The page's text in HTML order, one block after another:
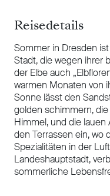
Reisedetails
Sommer in Dresden
Stadt, die wegen ihrer
der Elbe auch
warmen Monaten von
Sonne lässt den
golden schimmern,
Himmel, und die lauen
den Terrassen ein, wo
Spezialitäten in der
Landeshauptstadt,
sommerliche